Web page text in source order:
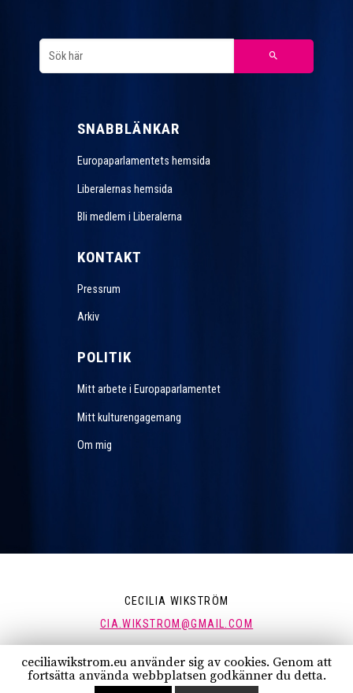
SNABBLÄNKAR
Europaparlamentets hemsida
Liberalernas hemsida
Bli medlem i Liberalerna
KONTAKT
Pressrum
Arkiv
POLITIK
Mitt arbete i Europaparlamentet
Mitt kulturengagemang
Om mig
CECILIA WIKSTRÖM
CIA.WIKSTROM@GMAIL.COM
FÖLJ MIG:
ceciliawikstrom.eu använder sig av cookies. Genom att
fortsätta använda webbplatsen godkänner du detta.